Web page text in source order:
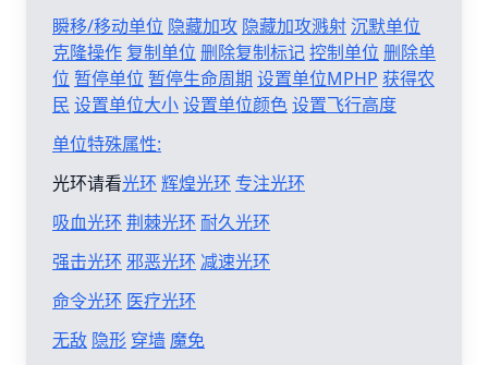
瞬移/移动单位 隐藏加攻 隐藏加攻溅射沉默单位
克隆操作 复制单位 删除复制标记控制单位 删除单
位 暂停单位 暂停生命周期 设置单位MPHP 获得农
民 设置单位大小设置单位颜色设置飞行高度
单位特殊属性:
光环请看光环 辉煌光环 专注光环
吸血光环 荆棘光环 耐久光环
强击光环 邪恶光环 减速光环
命令光环 医疗光环
无敌 隐形 穿墙 魔免